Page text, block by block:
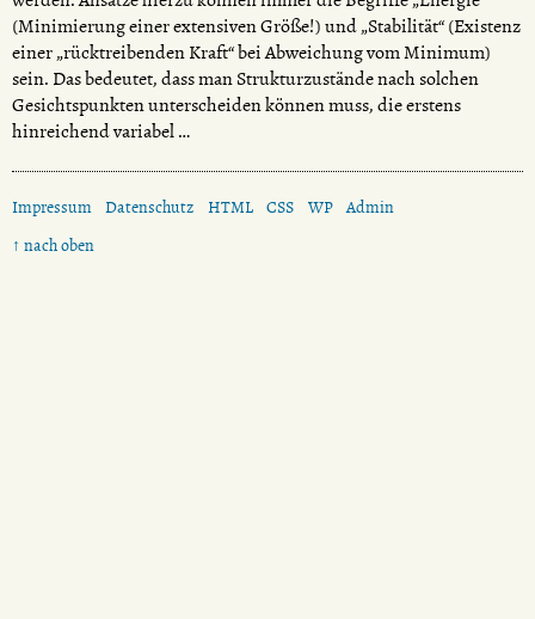
(Minimierung einer extensiven Größe!) und „Stabilität“ (Existenz
einer „rücktreibenden Kraft“ bei Abweichung vom Minimum)
sein. Das bedeutet, dass man Strukturzustände nach solchen
Gesichtspunkten unterscheiden können muss, die erstens
hinreichend variabel …
Impressum Datenschutz HTML CSS WP Admin
↑ nach oben